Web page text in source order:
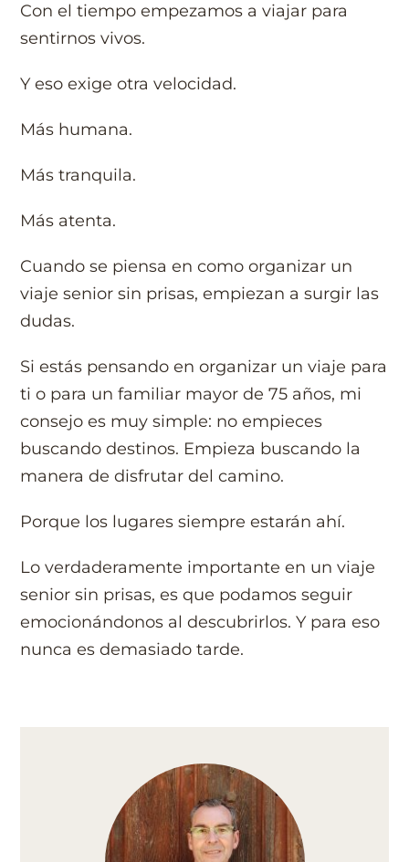
Con el tiempo empezamos a viajar para
sentirnos vivos.
Y eso exige otra velocidad.
Más humana.
Más tranquila.
Más atenta.
Cuando se piensa en como organizar un
viaje senior sin prisas, empiezan a surgir las
dudas.
Si estás pensando en organizar un viaje para
ti o para un familiar mayor de 75 años, mi
consejo es muy simple: no empieces
buscando destinos. Empieza buscando la
manera de disfrutar del camino.
Porque los lugares siempre estarán ahí.
Lo verdaderamente importante en un viaje
senior sin prisas, es que podamos seguir
emocionándonos al descubrirlos. Y para eso
nunca es demasiado tarde.